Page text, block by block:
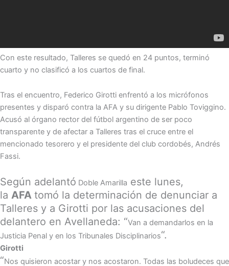
Con este resultado, Talleres se quedó en 24 puntos, terminó
cuarto y no clasificó a los cuartos de final.
Tras el encuentro, Federico Girotti enfrentó a los micrófonos
presentes y disparó contra la AFA y su dirigente Pablo Toviggino.
Acusó al órgano rector del fútbol argentino de ser poco
transparente y de afectar a Talleres tras el cruce entre el
mencionado tesorero y el presidente del club cordobés, Andrés
Fassi.
Según adelantó Doble Amarilla este lunes,
la AFA tomó la determinación de denunciar a
Talleres y a Girotti por las acusaciones del
delantero en Avellaneda: “Van a demandarlos en la
Justicia Penal y en los Tribunales Disciplinarios“.
Girotti
“Nos quisieron acostar y nos acostaron. Todas las boludeces que